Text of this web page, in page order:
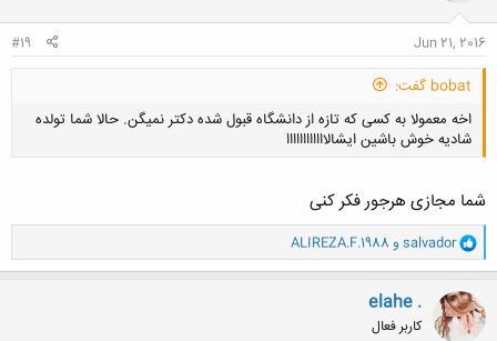
Jun 21, 2016
#19
bobat گفت:
اخه معمولا به کسی که تازه از دانشگاه قبول شده دکتر نمیگن. حالا شما تولده
شادیه خوش باشین ایشالاااااااااااا
کلیک کنید تا باز شود...
شما مجازی هرجور فکر کنی
و
ا
ک
ن
ش
ه
salvador و ALIREZA.F.1988
elahe .
کاربر فعال